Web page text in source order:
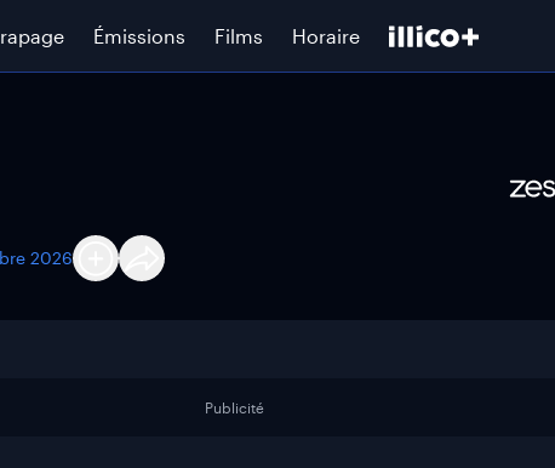
Émissions Films Horaire
2026
Publicité